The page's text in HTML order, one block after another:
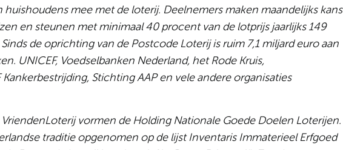
huishoudens mee met de loterij. Deelnemers maken maandelijks kans
en steunen met minimaal 40 procent van de lotprijs jaarlijks 149
de oprichting van de Postcode Loterij is ruim 7,1 miljard euro aan
UNICEF, Voedselbanken Nederland, het Rode Kruis,
Stichting AAP en vele andere organisaties
vormen de Holding Nationale Goede Doelen Loterijen.
traditie opgenomen op de lijst Inventaris Immaterieel Erfgoed